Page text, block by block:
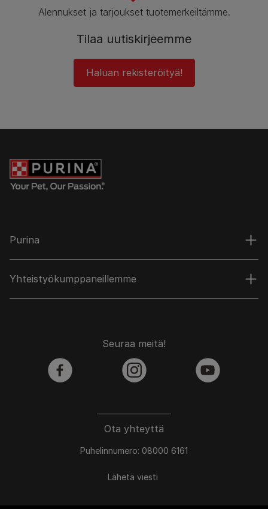
Alennukset ja tarjoukset tuotemerkeiltämme.
Tilaa uutiskirjeemme
Haluan rekisteröityä!
Purina
Yhteistyökumppaneillemme
Ota yhteyttä
Puhelinnumero: 08000 6161
Lähetä viesti
Seuraa meitä!
facebook instagram youtube